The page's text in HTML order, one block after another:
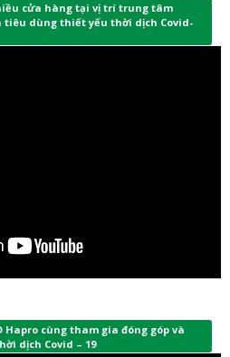
cửa hàng tại vị trí trung tâm
tiêu dùng thiết yếu thời dịch Covid-
Hapro cùng tham gia đóng góp và
dịch Covid – 19